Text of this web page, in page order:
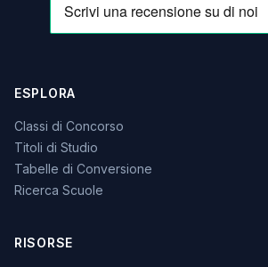
ESPLORA
Classi di Concorso
Titoli di Studio
Tabelle di Conversione
Ricerca Scuole
RISORSE